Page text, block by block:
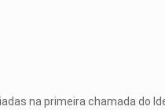
na primeira chamada do